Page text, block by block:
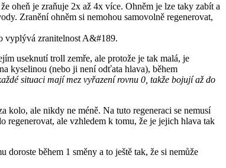
oheň je zraňuje 2x až 4x více. Ohněm je lze taky zabít a
Zranění ohněm si nemohou samovolně regenerovat,
vyplývá zranitelnost A&#189.
useknutí troll zemře, ale protože je tak malá, je
kyselinou (nebo ji není odťata hlava), během
situaci mají mez vyřazení rovnu 0, takže bojují až do
ale nikdy ne méně. Na tuto regeneraci se nemusí
regenerovat, ale vzhledem k tomu, že je jejich hlava tak
během 1 směny a to ještě tak, že si nemůže